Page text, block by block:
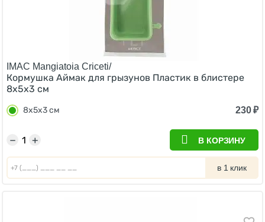
IMAC Mangiatoia Criceti/
Кормушка Аймак для грызунов Пластик в блистере
8х5х3 см
8х5х3 см 230₽
+
− В КОРЗИНУ
в 1 клик